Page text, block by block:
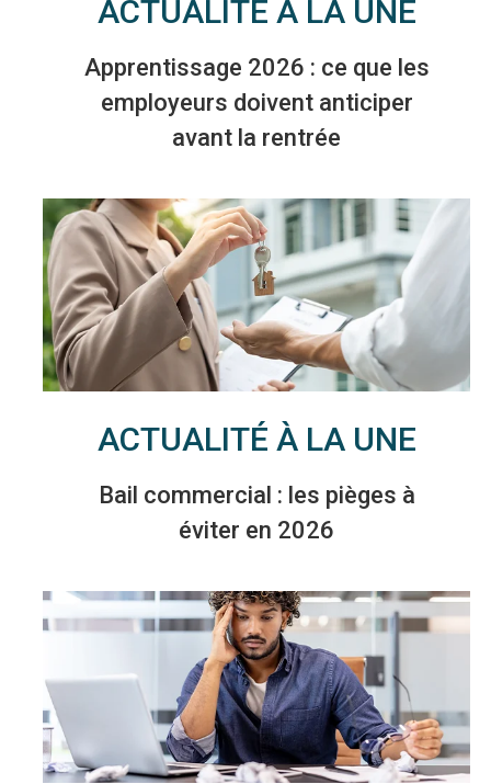
ACTUALITÉ À LA UNE
Apprentissage 2026 : ce que les
employeurs doivent anticiper
avant la rentrée
ACTUALITÉ À LA UNE
Bail commercial : les pièges à
éviter en 2026